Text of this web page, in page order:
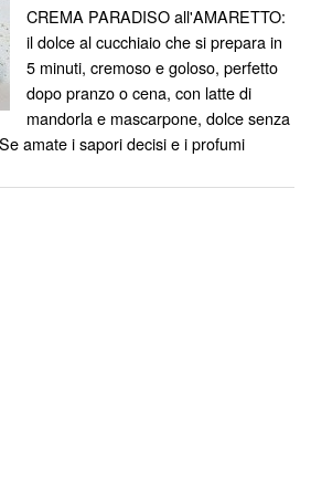
CREMA PARADISO all'AMARETTO:
il dolce al cucchiaio che si prepara in
5 minuti, cremoso e goloso, perfetto
dopo pranzo o cena, con latte di
mandorla e mascarpone, dolce senza
amate i sapori decisi e i profumi